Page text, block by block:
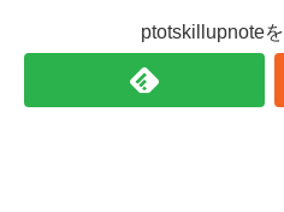
ptotskillupnote